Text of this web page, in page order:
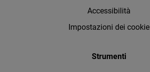
Accessibilità
Impostazioni dei cookie
Strumenti